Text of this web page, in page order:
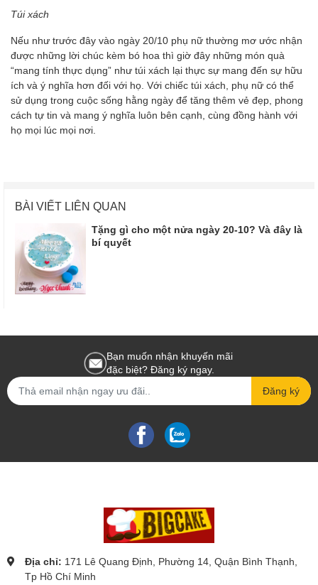
Túi xách
Nếu như trước đây vào ngày 20/10 phụ nữ thường mơ ước nhận
được những lời chúc kèm bó hoa thì giờ đây những món quà
“mang tính thực dụng” như túi xách lại thực sự mang đến sự hữu
ích và ý nghĩa hơn đối với họ. Với chiếc túi xách, phụ nữ có thể
sử dụng trong cuộc sống hằng ngày để tăng thêm vẻ đẹp, phong
cách tự tin và mang ý nghĩa luôn bên cạnh, cùng đồng hành với
họ mọi lúc mọi nơi.
BÀI VIẾT LIÊN QUAN
Tặng gì cho một nửa ngày 20-10? Và đây là
bí quyết
Bạn muốn nhận khuyến mãi
đặc biệt? Đăng ký ngay.
Đăng ký
Địa chỉ: 171 Lê Quang Định, Phường 14, Quận Bình Thạnh,
Tp Hồ Chí Minh